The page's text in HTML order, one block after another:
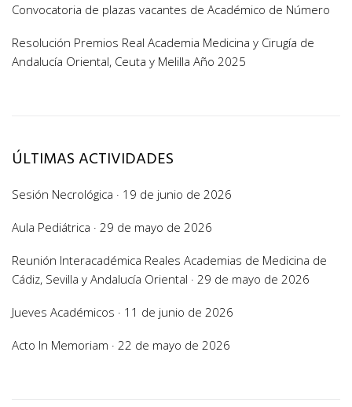
Convocatoria de plazas vacantes de Académico de Número
Resolución Premios Real Academia Medicina y Cirugía de
Andalucía Oriental, Ceuta y Melilla Año 2025
ÚLTIMAS ACTIVIDADES
Sesión Necrológica · 19 de junio de 2026
Aula Pediátrica · 29 de mayo de 2026
Reunión Interacadémica Reales Academias de Medicina de
Cádiz, Sevilla y Andalucía Oriental · 29 de mayo de 2026
Jueves Académicos · 11 de junio de 2026
Acto In Memoriam · 22 de mayo de 2026